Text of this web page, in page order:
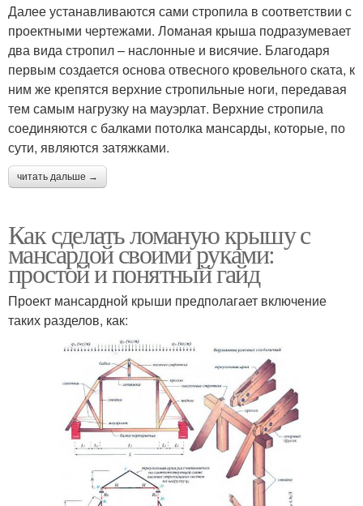
Далее устанавливаются сами стропила в соответствии с
проектными чертежами. Ломаная крыша подразумевает
два вида стропил – наслонные и висячие. Благодаря
первым создается основа отвесного кровельного ската, к
ним же крепятся верхние стропильные ноги, передавая
тем самым нагрузку на мауэрлат. Верхние стропила
соединяются с балками потолка мансарды, которые, по
сути, являются затяжками.
читать дальше →
Как сделать ломаную крышу с
мансардой своими руками:
простой и понятный гайд
Проект мансардной крыши предполагает включение
таких разделов, как: